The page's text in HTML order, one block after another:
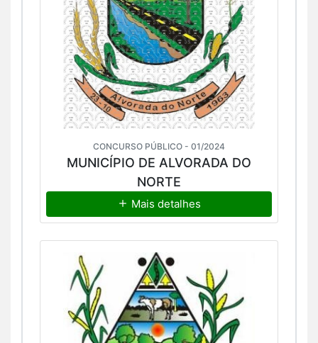
CONCURSO PÚBLICO - 01/2024
MUNICÍPIO DE ALVORADA DO
NORTE
Mais detalhes